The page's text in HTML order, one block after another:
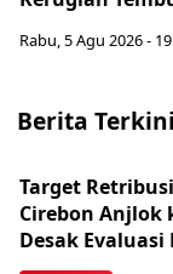
Rabu, 5 Agu 2026 -
Berita Terkini
Target
Cirebon Anjlok
Desak Evaluasi